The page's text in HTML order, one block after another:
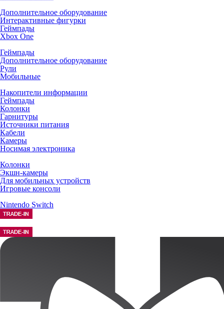
Дополнительное оборудование
Интерактивные фигурки
Геймпады
Xbox One
Геймпады
Дополнительное оборудование
Рули
Мобильные
Накопители информации
Геймпады
Колонки
Гарнитуры
Источники питания
Кабели
Камеры
Носимая электроника
Колонки
Экшн-камеры
Для мобильных устройств
Игровые консоли
Nintendo Switch